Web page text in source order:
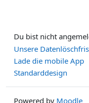
Du bist nicht
Unsere
Lade die mobile App
Standarddesign
Powered by Moodle